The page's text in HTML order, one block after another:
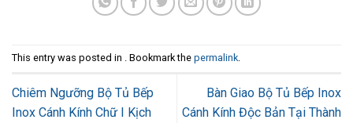
This entry was posted in . Bookmark the permalink.
Chiêm Ngưỡng Bộ Tủ Bếp
Inox Cánh Kính Chữ I Kịch
Bàn Giao Bộ Tủ Bếp Inox
Cánh Kính Độc Bản Tại Thành